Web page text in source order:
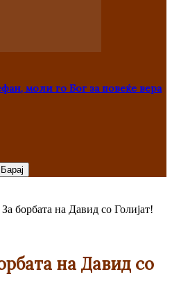
моли го Бог за повеќе вера
борбата на Давид co Голијат!
на Давид co